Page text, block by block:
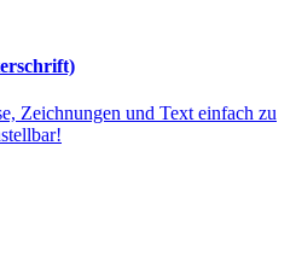
Zeichnungen und Text einfach zu